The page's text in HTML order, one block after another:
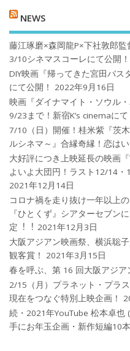
NEWS
藤江琢磨×森岡龍P×下社敦郎監
3/10シネマスコーレにて公開！
DIY映画『帰ってきた宮田バ
にて公開！
2022年9月16日
映画『ダイナマイト・ソウル
9/23まで！新宿K’s cinemaにて
7/10（日）開催！桂米紫『茨
ルシネマ～』合縁奇縁！恋は
大好評につき上映延長の映画
よいよ大団円！ラスト12/14・
2021年12月14日
コロナ禍を⾛り抜け⼀年以上
『ひとくず』シアターセブン
定︕︕ 2021年12月3日
大阪アジアン映画祭、横浜聡
観客賞！
2021年3月15日
春を呼ぶ、第 16 回大阪アジア
2/15（月）プラネット・プラ
現在をつなぐ特別上映企画！
続・2021年YouTube 松本卓也
手にお年玉企画・新作短編10